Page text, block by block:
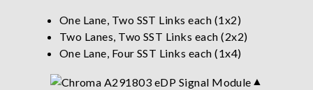
One Lane, Two SST Links each (1x2)
Two Lanes, Two SST Links each (2x2)
One Lane, Four SST Links each (1x4)
▲